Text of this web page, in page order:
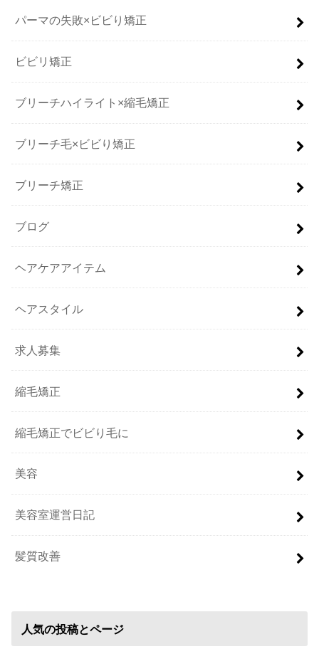
パーマの失敗×ビビり矯正
ビビリ矯正
ブリーチハイライト×縮毛矯正
ブリーチ毛×ビビり矯正
ブリーチ矯正
ブログ
ヘアケアアイテム
ヘアスタイル
求人募集
縮毛矯正
縮毛矯正でビビり毛に
美容
美容室運営日記
髪質改善
人気の投稿とページ